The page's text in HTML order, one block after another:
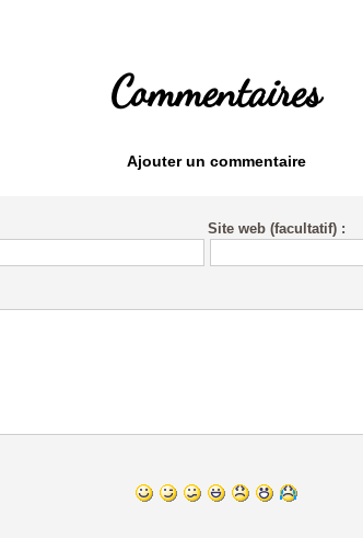
Commentaires
Ajouter un commentaire
Site web (facultatif) :